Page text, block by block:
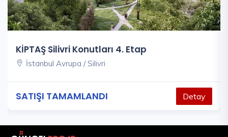
KİPTAŞ Silivri Konutları 4. Etap
İstanbul Avrupa / Silivri
SATIŞI TAMAMLANDI Detay